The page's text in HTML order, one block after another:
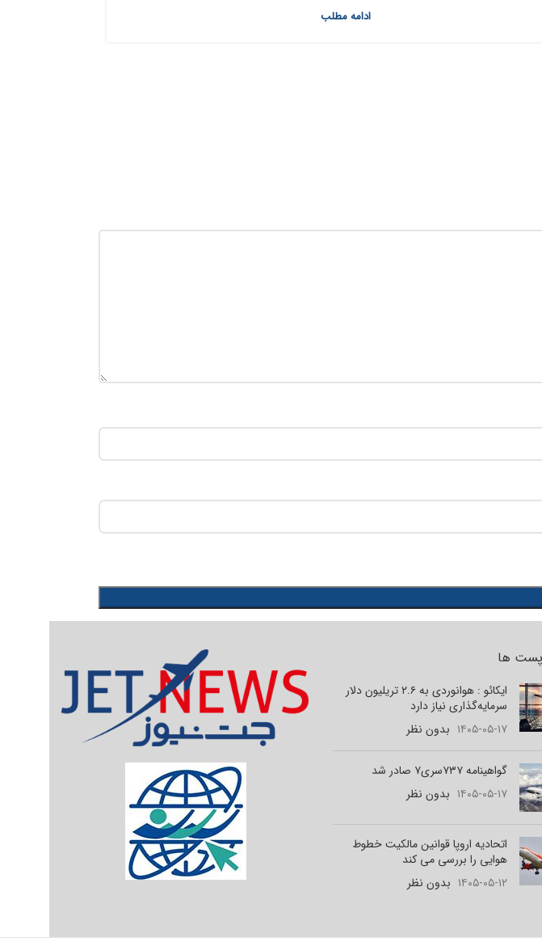
ادامه مطلب
ها
ایکائو : هوانوردی به ۲.۶ تریلیون دلار
سرمایه‌گذاری نیاز دارد
۱۴۰۵-۰۵-۱۷ بدون نظر
گواهینامه ۷۳۷سری۷ صادر شد
۱۴۰۵-۰۵-۱۷ بدون نظر
اتحادیه اروپا قوانین مالکیت خطوط
هوایی را بررسی می کند
۱۴۰۵-۰۵-۱۲ بدون نظر